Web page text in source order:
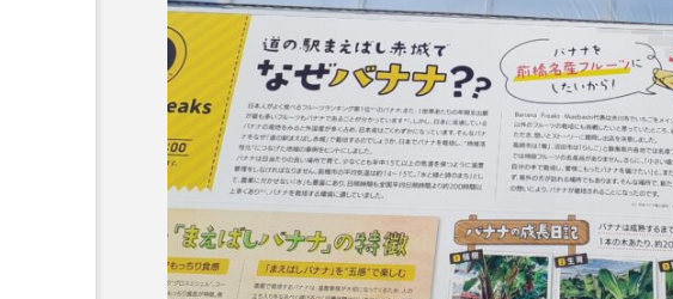
Blog
2026年夏に行きたい！暑い時期こそ、自然
薯がおすすめ。 【自然薯料理 といろ】